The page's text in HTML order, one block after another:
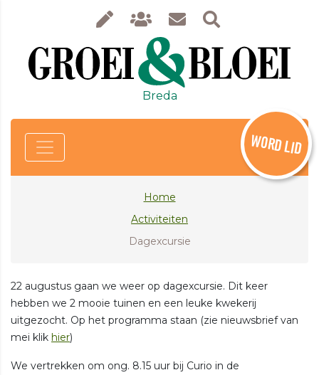
Breda
WORD LID
Home
Activiteiten
Dagexcursie
22 augustus gaan we weer op dagexcursie. Dit keer
hebben we 2 mooie tuinen en een leuke kwekerij
uitgezocht. Op het programma staan (zie nieuwsbrief van
mei klik hier)
We vertrekken om ong. 8.15 uur bij Curio in de